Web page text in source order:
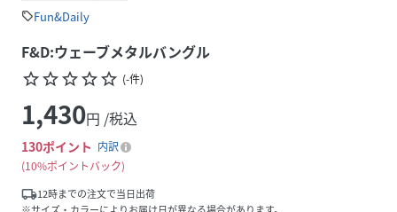
sellFun&Daily
F&D:ウェーブメタルバングル
star_borderstar_borderstar_borderstar_borderstar_border (-件)
1,430円 /税込
130ポイント 内訳
10%ポイントバック
local_shipping12時までの注文で当日出荷